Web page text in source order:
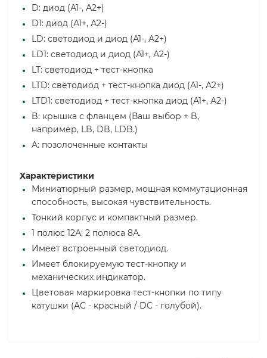
D: диод (А1-, А2+)
D1: диод (А1+, А2-)
LD: светодиод и диод (А1-, А2+)
LD1: светодиод и диод (А1+, А2-)
LT: светодиод + тест-кнопка
LTD: светодиод + тест-кнопка диод (А1-, А2+)
LTD1: светодиод + тест-кнопка диод (А1+, А2-)
B: крышка с фланцем (Ваш выбор + B,
например, LB, DB, LDB.)
A: позолоченные контакты
Характеристики
Миниатюрный размер, мощная коммутационная
способность, высокая чувствительность.
Тонкий корпус и компактный размер.
1 полюс 12А; 2 полюса 8А.
Имеет встроенный светодиод.
Имеет блокируемую тест-кнопку и
механических индикатор.
Цветовая маркировка тест-кнопки по типу
катушки (AC - красный / DC - голубой).